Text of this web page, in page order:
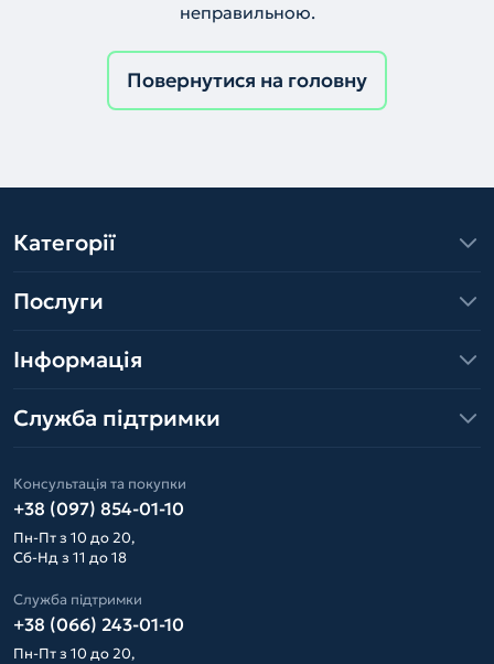
неправильною.
Повернутися на головну
Категорії
Послуги
Інформація
Служба підтримки
Консультація та покупки
+38 (097) 854-01-10
Пн-Пт з 10 до 20,
Сб-Нд з 11 до 18
Служба підтримки
+38 (066) 243-01-10
Пн-Пт з 10 до 20,